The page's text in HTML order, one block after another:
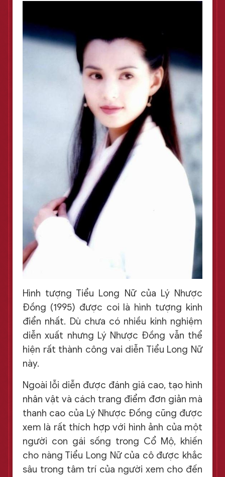
Hình tượng Tiểu Long Nữ của Lý Nhược
Đồng (1995) được coi là hình tượng kinh
điển nhất. Dù chưa có nhiều kinh nghiệm
diễn xuất nhưng Lý Nhược Đồng vẫn thể
hiện rất thành công vai diễn Tiểu Long Nữ
này.
Ngoài lỗi diễn được đánh giá cao, tạo hình
nhân vật và cách trang điểm đơn giản mà
thanh cao của Lý Nhược Đồng cũng được
xem là rất thích hợp với hình ảnh của một
người con gái sống trong Cổ Mộ, khiến
cho nàng Tiểu Long Nữ của cô được khắc
sâu trong tâm trí của người xem cho đến